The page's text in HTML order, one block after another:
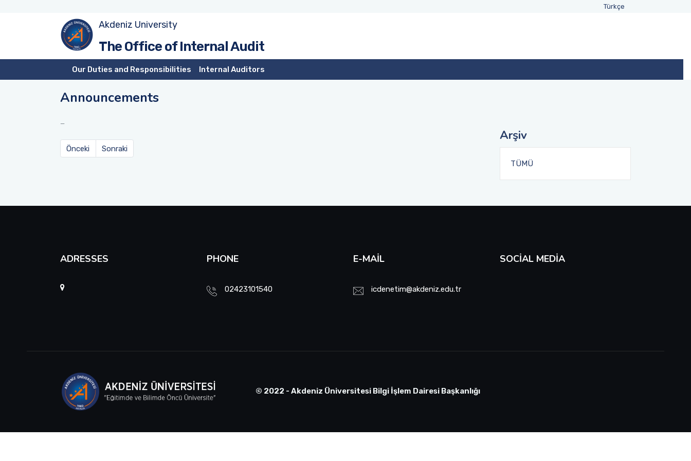
Türkçe
Akdeniz University
The Office of Internal Audit
Our Duties and Responsibilities Internal Auditors
Announcements
Önceki Sonraki
Arşiv
TÜMÜ
ADRESSES PHONE
02423101540
E-MAIL
icdenetim@akdeniz.edu.tr
SOCIAL MEDIA
© 2022 - Akdeniz Üniversitesi Bilgi İşlem Dairesi Başkanlığı